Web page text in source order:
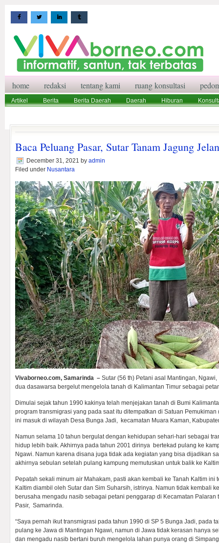
home redaksi tentang kami ruang konsultasi
Artikel Berita Berita Daerah Daerah Hiburan
Baca Peluang Pasar, Sutar Tanam Jagung
December 31, 2021 by admin
Filed under Nusantara
Vivaborneo.com, Samarinda – Sutar (56 th) Petani asal Mantingan,
dua dasawarsa bergelut mengelola tanah di Kalimantan Timur sebagai
Dimulai sejak tahun 1990 kakinya telah menjejakan tanah di Bumi
program transmigrasi yang pada saat itu ditempatkan di Satuan Pemukiman
ini masuk di wilayah Desa Bunga Jadi, kecamatan Muara Kaman,
Namun selama 10 tahun bergulat dengan kehidupan sehari-hari sebagai
hidup lebih baik. Akhirnya pada tahun 2001 dirinya bertekad pulang ke
Ngawi. Namun karena disana juga tidak ada kegiatan yang bisa dijadikan
akhirnya sebulan setelah pulang kampung memutuskan untuk balik ke
Pepatah sekali minum air Mahakam, pasti akan kembali ke Tanah Kaltim
Kaltim diambil oleh Sutar dan Sim Suharsih, istrinya. Namun tidak kembali
berusaha mengadu nasib sebagai petani penggarap di Kecamatan Palaran
Pasir, Samarinda.
“Saya pernah ikut transmigrasi pada tahun 1990 di SP 5 Bunga Jadi, pada
pulang ke Jawa di Mantingan Ngawi, namun di Jawa tidak kerasan hanya
dan mengadu nasib bertani buruh mengelola lahan punya orang di